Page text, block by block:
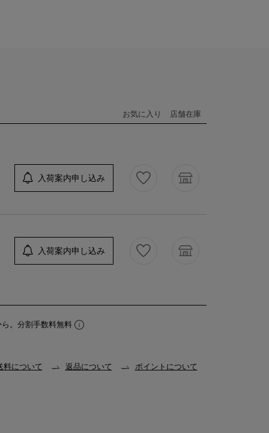
お気に入り 店舗在庫
入荷案内申し込み
入荷案内申し込み
ら。分割手数料無料
料について 返品について ポイントについて